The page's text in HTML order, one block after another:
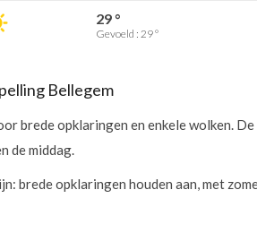
29 °
Gevoeld : 29 °
Bellegem
brede opklaringen en enkele wolken.
de middag.
brede opklaringen houden aan, met